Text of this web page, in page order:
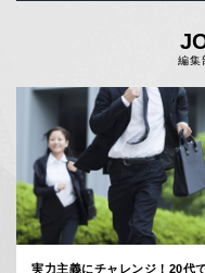
編集
実力主義にチャレンジ！20代